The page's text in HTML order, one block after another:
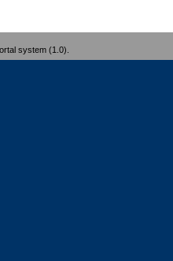
system (1.0).